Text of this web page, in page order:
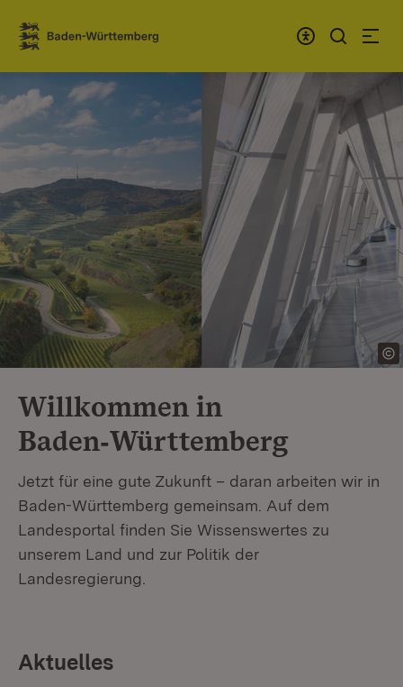
Zum Inhalt springen
Link zur Startseite
Willkommen in
Baden‑Württemberg
Jetzt für eine gute Zukunft – daran arbeiten wir in
Baden-Württemberg gemeinsam. Auf dem
Landesportal finden Sie Wissenswertes zu
unserem Land und zur Politik der
Landesregierung.
Aktuelles